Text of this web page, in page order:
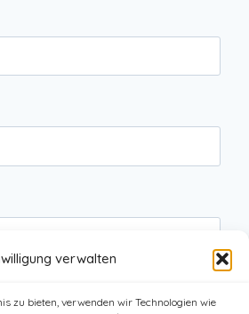
verwalten
zu bieten, verwenden wir Technologien wie